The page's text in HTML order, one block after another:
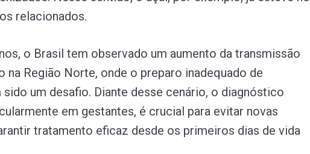
relacionados.
o Brasil tem observado um aumento da transmissão
na Região Norte, onde o preparo inadequado de
um desafio. Diante desse cenário, o diagnóstico
em gestantes, é crucial para evitar novas
tratamento eficaz desde os primeiros dias de vida